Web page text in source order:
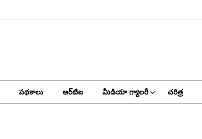
పథకాలు ఆర్‌టి‌ఐ మీడియా గ్యాలరీ చరిత్ర